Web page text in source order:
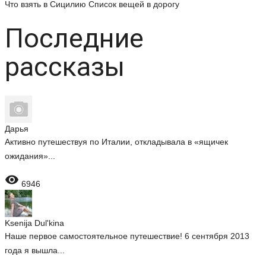
Что взять в Сицилию Список вещей в дорогу
Последние
рассказы
Дарья
Активно путешествуя по Италии, откладывала в «ящичек
ожидания»...
 6946
Ksenija Dul'kina
Наше первое самостоятельное путешествие! 6 сентября 2013
года я вышла...